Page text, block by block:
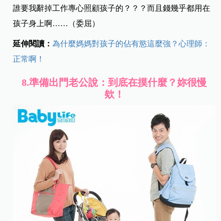
誰要我辭掉工作專心照顧孩子的？？？而且錢幾乎都用在
孩子身上啊……（委屈）
延伸閱讀：為什麼媽媽對孩子的佔有慾這麼強？心理師：
正常啊！
8.準備出門老公說：到底在摸什麼？妳很慢
欸！